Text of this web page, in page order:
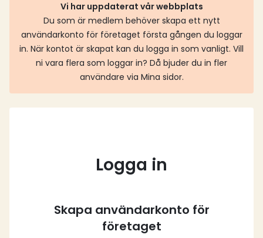
Vi har uppdaterat vår webbplats
Du som är medlem behöver skapa ett nytt
användarkonto för företaget första gången du loggar
in. När kontot är skapat kan du logga in som vanligt. Vill
ni vara flera som loggar in? Då bjuder du in fler
användare via Mina sidor.
Logga in
Skapa användarkonto för
företaget